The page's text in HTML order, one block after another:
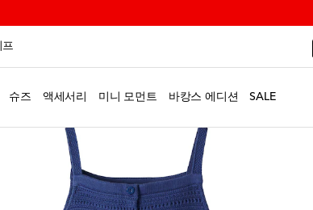
프
슈즈 액세서리 미니 모먼트 바캉스 에디션 SALE